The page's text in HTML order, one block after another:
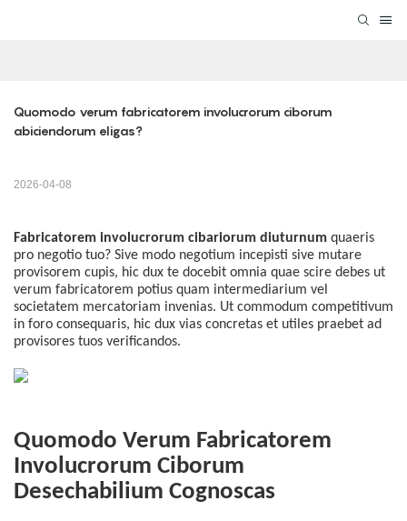
Quomodo verum fabricatorem involucrorum ciborum
abiciendorum eligas?
2026-04-08
Fabricatorem involucrorum cibariorum diuturnum quaeris
pro negotio tuo? Sive modo negotium incepisti sive mutare
provisorem cupis, hic dux te docebit omnia quae scire debes ut
verum fabricatorem potius quam intermediarium vel
societatem mercatoriam invenias. Ut commodum competitivum
in foro consequaris, hic dux vias concretas et utiles praebet ad
provisores tuos verificandos.
Quomodo Verum Fabricatorem
Involucrorum Ciborum
Desechabilium Cognoscas